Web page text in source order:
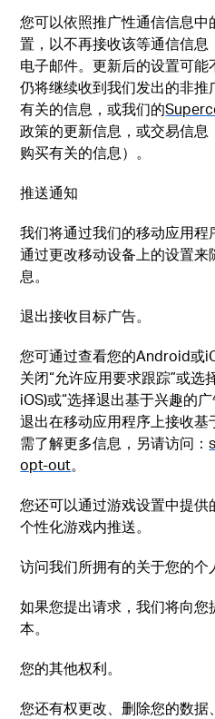
您可以依照推广性通信信息
置，以不再接收该等通信信
电子邮件。更新后的设置可
仍将继续收到我们发出的非
有关的信息，或我们的
政策的更新信息，或交易信
购买有关的信息）。
推送通知
我们将通过我们的移动应用
通过更改移动设备上的设置
息。
退出接收目标广告。
您可通过查看您的Android或
关闭“允许应用要求跟踪”或选
iOS)或“选择退出基于兴趣的
退出在移动应用程序上接收
需了解更多信息，另请访问：
opt-out。
您还可以通过游戏设置中提
个性化游戏内推送。
访问我们所拥有的关于您的个
如果您提出请求，我们将向
本。
您的其他权利。
您还有权更改、删除您的数